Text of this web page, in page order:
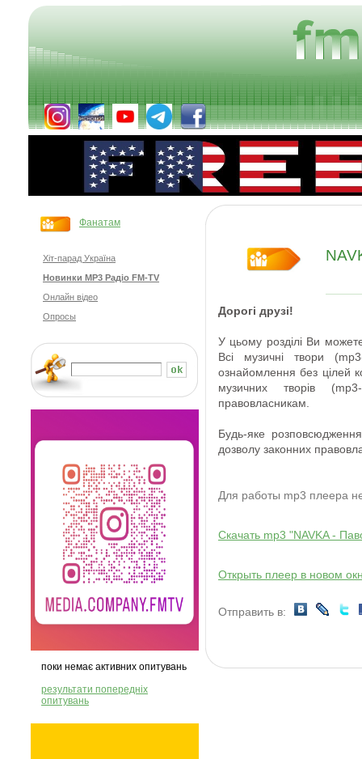
Фанатам
Хіт-парад Україна
Новинки MP3 Радіо FM-TV
Онлайн відео
Опросы
поки немає активних опитувань
результати попередніх
опитувань
Дорогі друзі!
У цьому розділі Ви
Всі
музичні твори (mp3
ознайомлення без цілей
музичних творів
(mp3-
правовласникам
Будь-яке розповсюдження
дозволу законних
Для работы mp3 плеера
Скачать mp3 "NAVKA -
Открыть плеер в новом
Отправить в: